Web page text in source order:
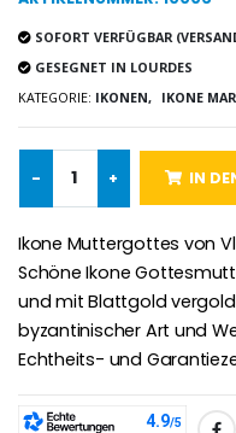
Heiliges Salböl
€9.90
€4.90
6
€6.00
SOFORT VERFÜGBAR
GESEGNET IN LOURDES
KATEGORIE: IKONEN, IKONE
- + IN
Ikone Muttergottes von
Schöne Ikone
und mit Blattgold
byzantinischer Art und
Echtheits- und